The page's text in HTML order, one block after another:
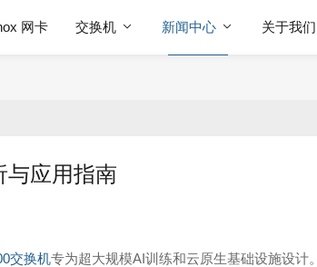
网卡 交换机 新闻中心 关于我们
与应用指南
交换机专为超大规模AI训练和云原生基础设施设计